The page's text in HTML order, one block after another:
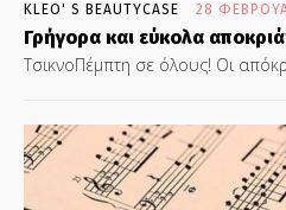
KLEO' S BEAUTYCASE 28
Γρήγορα και εύκολα
ΤσικνοΠέμπτη σε όλους! Οι